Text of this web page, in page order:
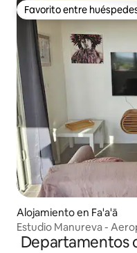
Favorito entre
Favorito entre
Alojamiento en Fa'a'ā
Estudio Manureva -
Departamentos